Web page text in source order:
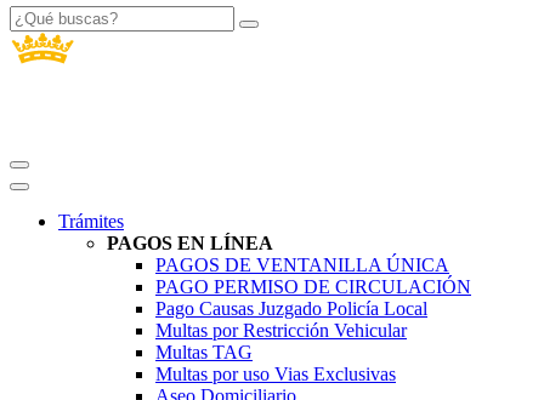
Trámites
PAGOS EN LÍNEA
PAGOS DE VENTANILLA ÚNICA
PAGO PERMISO DE CIRCULACIÓN
Pago Causas Juzgado Policía Local
Multas por Restricción Vehicular
Multas TAG
Multas por uso Vias Exclusivas
Aseo Domiciliario